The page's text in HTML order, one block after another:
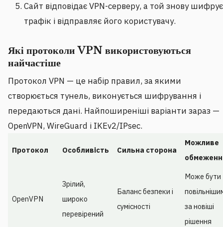
Сайт відповідає VPN-серверу, а той знову шифрує
трафік і відправляє його користувачу.
Які протоколи VPN використовуються
найчастіше
Протокол VPN — це набір правил, за якими
створюється тунель, виконується шифрування і
передаються дані. Найпоширеніші варіанти зараз —
OpenVPN, WireGuard і IKEv2/IPsec.
Протокол Особливість Сильна сторона
Можливе
OpenVPN
Зрілий,
широко
перевірений
Баланс безпеки і
сумісності
Може бути
за новіші
рішення